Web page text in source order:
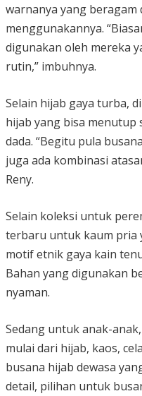
warnanya yang beragam
menggunakannya.
digunakan oleh mereka
rutin,” imbuhnya.
Selain hijab gaya turba,
hijab yang bisa menutup
dada. “Begitu pula
juga ada kombinasi
Reny.
Selain koleksi untuk
terbaru untuk kaum pria
motif etnik gaya kain
Bahan yang digunakan
nyaman.
Sedang untuk anak-
mulai dari hijab, kaos,
busana hijab dewasa
detail, pilihan untuk